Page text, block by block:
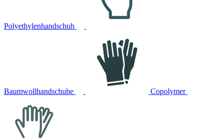
Polyethylenhandschuh
Baumwollhandschuhe Copolymer